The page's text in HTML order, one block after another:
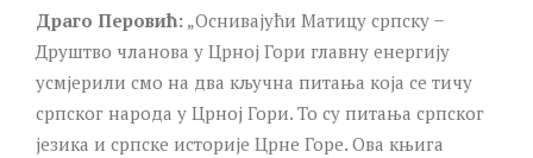
Драго Перовић: „Оснивајући Матицу српску ̶
Друштво чланова у Црној Гори главну енергију
усмјерили смо на два кључна питања која се тичу
српског народа у Црној Гори. То су питања српског
језика и српске историје Црне Горе. Ова књига